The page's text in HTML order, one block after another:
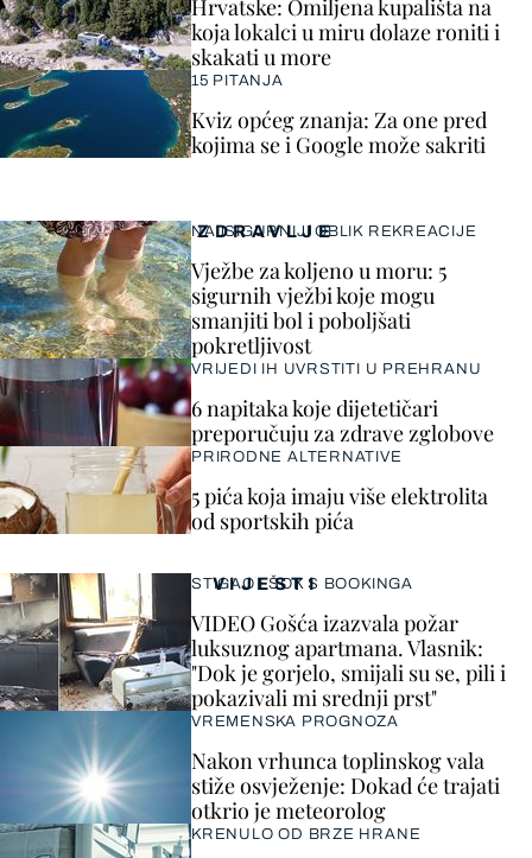
VIJESTI
STIGAO I ŠOK S BOOKINGA
VIDEO Gošća izazvala požar
luksuznog apartmana. Vlasnik:
"Dok je gorjelo, smijali su se, pili i
pokazivali mi srednji prst"
VREMENSKA PROGNOZA
Nakon vrhunca toplinskog vala
stiže osvježenje: Dokad će trajati
otkrio je meteorolog
KRENULO OD BRZE HRANE
ZDRAVLJE
NAJSIGURNIJI OBLIK REKREACIJE
Vježbe za koljeno u moru: 5
sigurnih vježbi koje mogu
smanjiti bol i poboljšati
pokretljivost
VRIJEDI IH UVRSTITI U PREHRANU
6 napitaka koje dijetetičari
preporučuju za zdrave zglobove
PRIRODNE ALTERNATIVE
5 pića koja imaju više elektrolita
od sportskih pića
Hrvatske: Omiljena kupališta na
koja lokalci u miru dolaze roniti i
skakati u more
15 PITANJA
Kviz općeg znanja: Za one pred
kojima se i Google može sakriti